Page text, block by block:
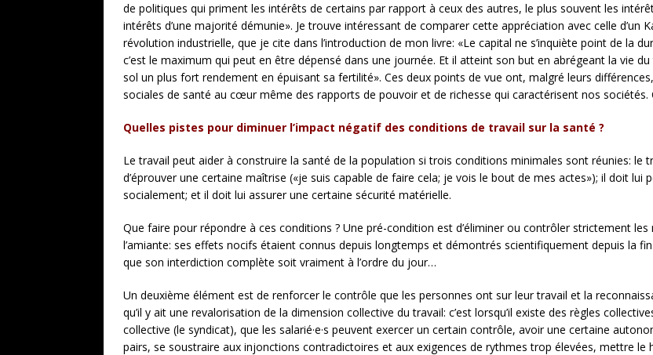
de politiques qui priment les intérêts de certains par rapport à ceux des autres, le plus souvent les
intérêts d’une majorité démunie». Je trouve intéressant de comparer cette appréciation avec celle d’un
révolution industrielle, que je cite dans l’introduction de mon livre: «Le capital ne s’inquiète point de la
c’est le maximum qui peut en être dépensé dans une journée. Et il atteint son but en abrégeant la vie
sol un plus fort rendement en épuisant sa fertilité». Ces deux points de vue ont, malgré leurs
sociales de santé au cœur même des rapports de pouvoir et de richesse qui caractérisent nos sociétés.
Quelles pistes pour diminuer l’impact négatif des conditions de travail sur la santé ?
Le travail peut aider à construire la santé de la population si trois conditions minimales sont réunies: le
d’éprouver une certaine maîtrise («je suis capable de faire cela; je vois le bout de mes actes»); il doit lui
socialement; et il doit lui assurer une certaine sécurité matérielle.
Que faire pour répondre à ces conditions ? Une pré-condition est d’éliminer ou contrôler strictement les
l’amiante: ses effets nocifs étaient connus depuis longtemps et démontrés scientifiquement depuis la
que son interdiction complète soit vraiment à l’ordre du jour…
Un deuxième élément est de renforcer le contrôle que les personnes ont sur leur travail et la
qu’il y ait une revalorisation de la dimension collective du travail: c’est lorsqu’il existe des règles
collective (le syndicat), que les salarié·e·s peuvent exercer un certain contrôle, avoir une certaine
pairs, se soustraire aux injonctions contradictoires et aux exigences de rythmes trop élevées, mettre le